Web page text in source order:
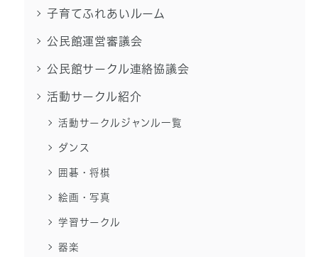
子育てふれあいルーム
公民館運営審議会
公民館サークル連絡協議会
活動サークル紹介
活動サークルジャンル一覧
ダンス
囲碁・将棋
絵画・写真
学習サークル
器楽